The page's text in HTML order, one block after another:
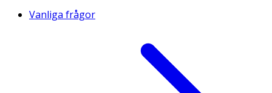
Vanliga frågor